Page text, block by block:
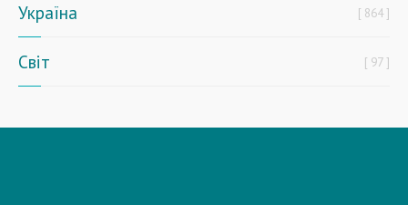
Україна 864
Світ 97